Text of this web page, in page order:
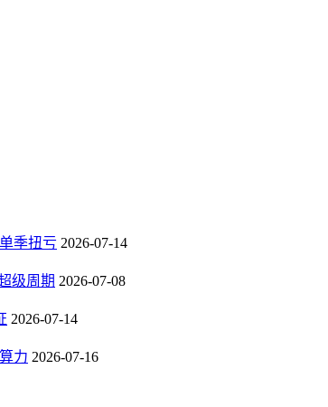
季扭亏 2026-07-14
级周期 2026-07-08
2026-07-14
力 2026-07-16